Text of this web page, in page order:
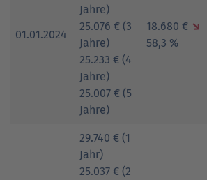
01.01.2024
Jahre)
25.076 € (3
Jahre)
25.233 € (4
Jahre)
25.007 € (5
Jahre)
18.680 € ↘
58,3 %
29.740 € (1
Jahr)
25.037 € (2